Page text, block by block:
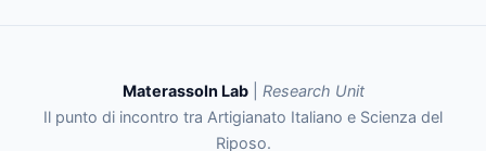
MaterassoIn Lab| Research Unit
Il punto di incontro tra Artigianato Italiano e Scienza del
Riposo.